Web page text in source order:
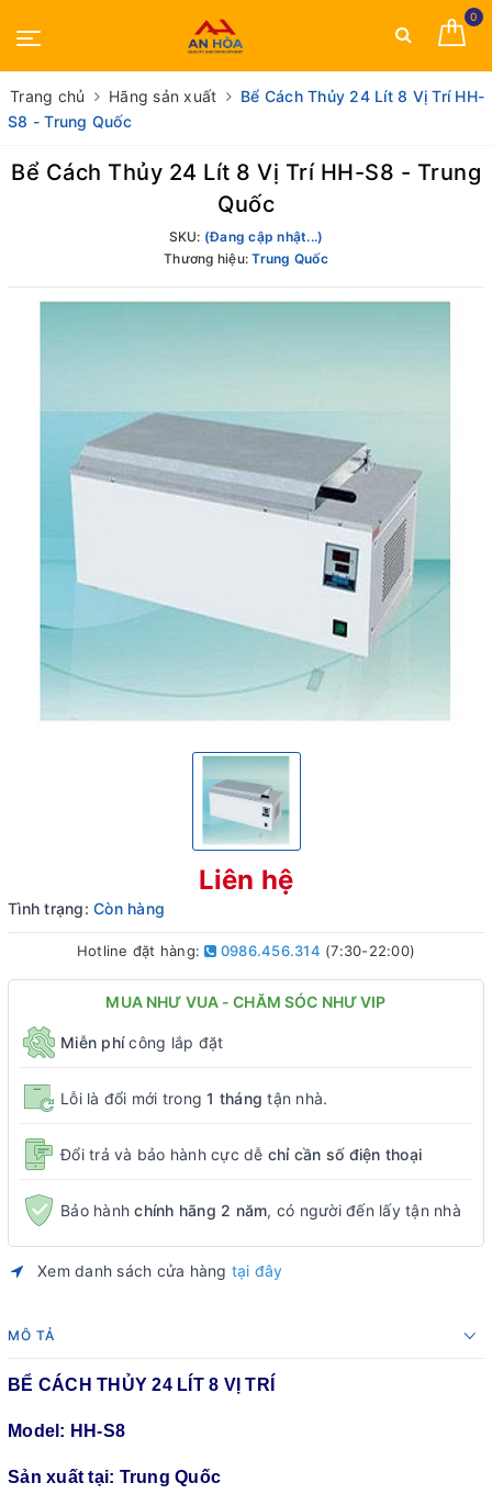
0
Trang chủ Hãng sản xuất
Bể Cách Thủy 24 Lít 8 Vị Trí HH-
S8 - Trung Quốc
Bể Cách Thủy 24 Lít 8 Vị Trí HH-S8 - Trung
Quốc
SKU: (Đang cập nhật...)
Thương hiệu:Trung Quốc
Liên hệ
Tình trạng: Còn hàng
Hotline đặt hàng: 0986.456.314 (7:30-22:00)
MUA NHƯ VUA - CHĂM SÓC NHƯ VIP
Miễn phícông lắp đặt
Lỗi là đổi mới trong1 tháng tận nhà.
Đổi trả và bảo hành cực dễ chỉ cần số điện thoại
Bảo hànhchính hãng 2 năm, có người đến lấy tận nhà
Xem danh sách cửa hàng tại đây
MÔ TẢ
BỂ CÁCH THỦY 24 LÍT 8 VỊ TRÍ
Model: HH-S8
Sản xuất tại: Trung Quốc